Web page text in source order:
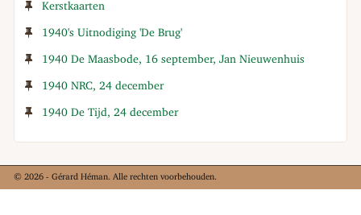
Kerstkaarten
1940's Uitnodiging 'De Brug'
1940 De Maasbode, 16 september, Jan Nieuwenhuis
1940 NRC, 24 december
1940 De Tijd, 24 december
© 2026 - Gérard Héman. Alle rechten voorbehouden.